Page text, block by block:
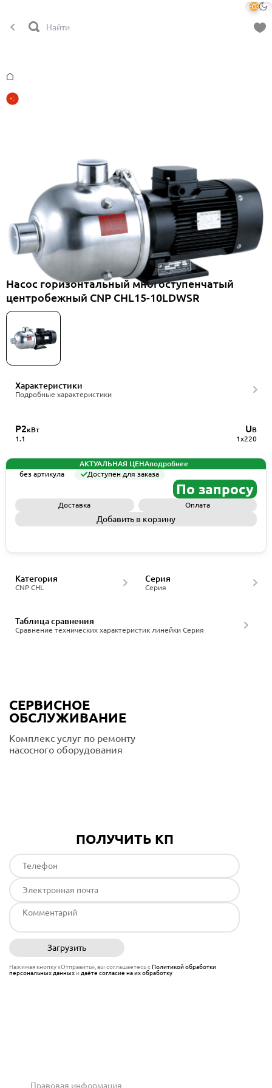
Насос горизонтальный многоступенчатый
центробежный CNP CHL15-10LDWSR
Характеристики
Подробные характеристики
P2кВт
1.1
UВ
1x220
АКТУАЛЬНАЯ ЦЕНАподробнее
без артикула
Доступен для заказа
По запросу
Доставка Оплата
Добавить в корзину
CNP CHL
Категория
Серия
Серия
Сравнение технических характеристик линейки Серия
Таблица сравнения
СЕРВИСНОЕ
ОБСЛУЖИВАНИЕ
Комплекс услуг по ремонту
насосного оборудования
ПОЛУЧИТЬ КП
Загрузить
Нажимая кнопку «Отправить», вы соглашаетесь сПолитикой обработки
персональных данныхи даёте согласие на их обработку
Правовая информация